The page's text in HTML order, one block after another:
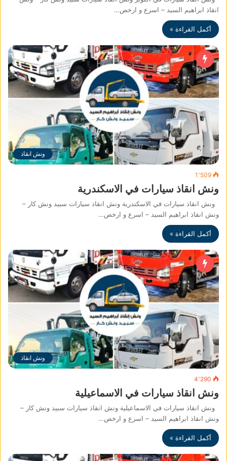
انقاذ ابراهيم السيد – اسرع و ارخص…
أكمل القراءة »
ونش انقاذ
1٬509
ونش انقاذ سيارات في الاسكندرية
ونش انقاذ سيارات في الاسكندرية ونش انقاذ سيارات سبيد ونش كار –
ونش انقاذ ابراهيم السيد – اسرع و ارخص…
أكمل القراءة »
ونش انقاذ
4٬290
ونش انقاذ سيارات في الاسماعيلية
ونش انقاذ سيارات في الاسماعيلية ونش انقاذ سيارات سبيد ونش كار –
ونش انقاذ ابراهيم السيد – اسرع و ارخص…
أكمل القراءة »